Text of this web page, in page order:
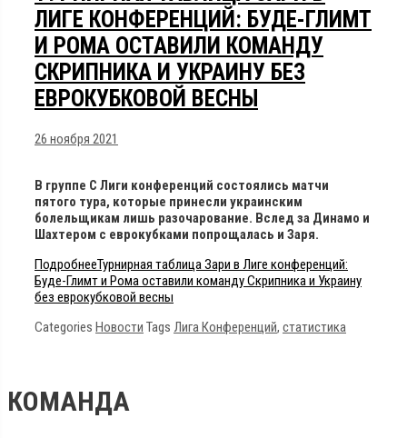
ЛИГЕ КОНФЕРЕНЦИЙ: БУДЕ-ГЛИМТ
И РОМА ОСТАВИЛИ КОМАНДУ
СКРИПНИКА И УКРАИНУ БЕЗ
ЕВРОКУБКОВОЙ ВЕСНЫ
26 ноября 2021
В группе С Лиги конференций состоялись матчи
пятого тура, которые принесли украинским
болельщикам лишь разочарование. Вслед за Динамо и
Шахтером с еврокубками попрощалась и Заря.
ПодробнееТурнирная таблица Зари в Лиге конференций:
Буде-Глимт и Рома оставили команду Скрипника и Украину
без еврокубковой весны
Categories Новости Tags Лига Конференций, статистика
КОМАНДА